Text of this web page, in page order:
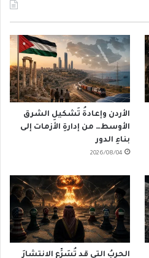
الأردن وإعادةُ تَشكيلِ الشرق
الأوسط… من إدارةِ الأزمات إلى
بناءِ الدور
2026/08/04
الحربُ التي قد تُسَرِّع الانتشارَ